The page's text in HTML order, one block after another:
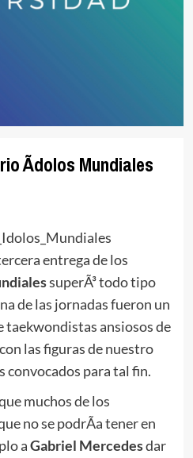
Ãdolos Mundiales
entrega de los
superÃ³ todo tipo
de las jornadas fueron un
ansiosos de
las figuras de nuestro
convocados para tal fin.
muchos de los
no se podrÃ­a tener en
aGabriel Mercedesdar